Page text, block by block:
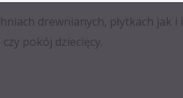
drewnianych, płytkach jak
pokój dziecięcy.